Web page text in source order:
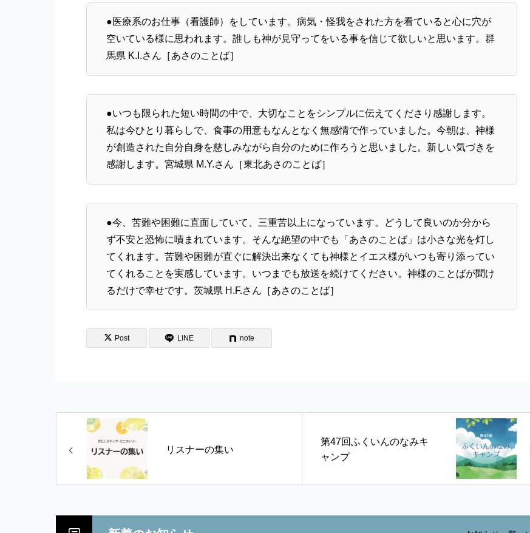
●医療系のお仕事（看護師）をしています。病気・怪我をされた方を看ていると心に穴が
空いている様に思われます。誰しも神が見守ってをいる事を信じて欲しいと思います。群
馬県 K.I.さん［あさのことば］
●いつも限られた短い時間の中で、大切なことをシンプルに伝えてくださり感謝します。
私は今ひとり暮らしで、食事の用意もなんとなく無感情で作っていました。今朝は、神様
が創造された自分自身を慈しみながら自分のために作ろうと思いました。新しい気づきを
感謝します。宮城県 M.Y.さん［東北あさのことば］
●今、苦難や困難に直面していて、三重苦以上になっています。どうして良いのか分から
ず不安と恐怖に嘖まれています。そんな絶望の中でも「あさのことば」は小さな光を灯し
てくれます。苦難や困難が直ぐに解決出来なくても神様とイエス様がいつも寄り添ってい
てくれることを実感しています。いつまでも放送を続けてください。神様のことばが聞け
るだけで幸せです。茨城県 H.F.さん［あさのことば］
Post LINE note
リスナーの集い
第47回ふくいんのなみキ
ャンプ